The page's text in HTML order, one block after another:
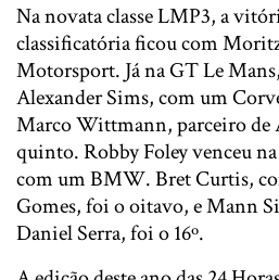
Na novata classe LMP3, a
classificatória ficou com
Motorsport. Já na GT Le
Alexander Sims, com um
Marco Wittmann, parceiro de
quinto. Robby Foley venceu
com um BMW. Bret Curtis,
Gomes, foi o oitavo, e Mann
Daniel Serra, foi o 16º.